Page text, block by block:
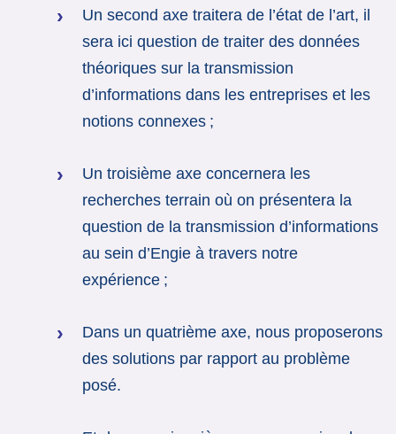
Un second axe traitera de l’état de l’art, il
sera ici question de traiter des données
théoriques sur la transmission
d’informations dans les entreprises et les
notions connexes ;
Un troisième axe concernera les
recherches terrain où on présentera la
question de la transmission d’informations
au sein d’Engie à travers notre
expérience ;
Dans un quatrième axe, nous proposerons
des solutions par rapport au problème
posé.